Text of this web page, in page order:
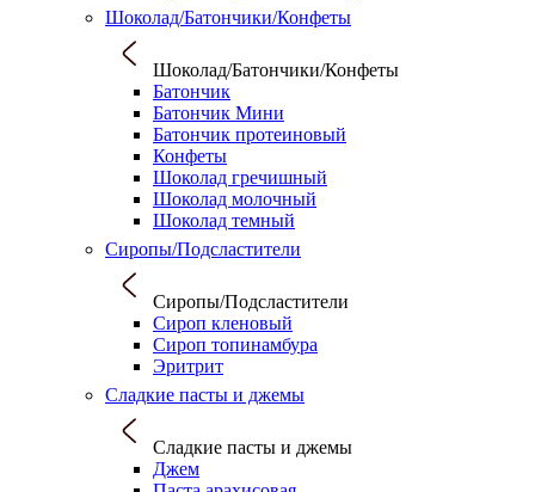
Шоколад/Батончики/Конфеты
Шоколад/Батончики/Конфеты
Батончик
Батончик Мини
Батончик протеиновый
Конфеты
Шоколад гречишный
Шоколад молочный
Шоколад темный
Сиропы/Подсластители
Сиропы/Подсластители
Сироп кленовый
Сироп топинамбура
Эритрит
Сладкие пасты и джемы
Сладкие пасты и джемы
Джем